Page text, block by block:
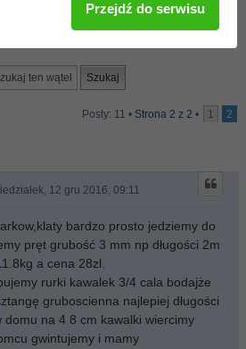
ograniczonej ilosci
Posty: 11 • Strona 2 z 2 • 1 2
12 gru 2016, 09:11
bardzo prosto jedziemy do
pręt grubość 3 mm np długości 2m
a cena 28zl.
rurki kawalek 3/4 cala bodajże
gruboscienna najlepiej długości
domu na 4 8 cm kawalki wiercimy
gwintujemy i mamy
Przejdź do serwisu